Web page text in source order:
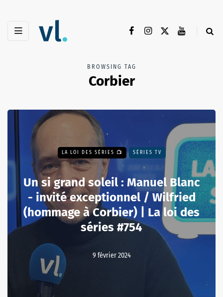
BROWSING TAG
Corbier
LA LOI DES SÉRIES 📺 SÉRIES TV
Un si grand soleil : Manuel Blanc
- invité exceptionnel / Wilfried
(hommage à Corbier) | La loi des
séries #754
9 février 2024